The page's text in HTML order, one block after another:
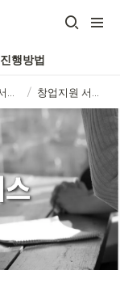
진행방법
/